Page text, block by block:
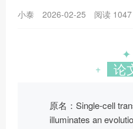
小泰 2026-02-25 阅读 1047
✦
+ 论
原名：Single-cell
illuminates an